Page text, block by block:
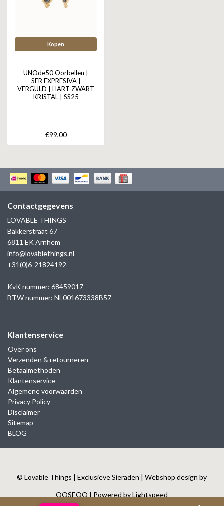
Kopen
UNOde50 Oorbellen |
SER EXPRESIVA |
VERGULD | HART ZWART
KRISTAL | SS25
€99,00
Contactgegevens
LOVABLE THINGS
Bakkerstraat 67
6811 EK Arnhem
info@lovablethings.nl
+31(0)6-21824192
KvK nummer: 68459017
BTW nummer: NL001673338B57
Klantenservice
Over ons
Verzenden & retourneren
Betaalmethoden
Klantenservice
Algemene voorwaarden
Privacy Policy
Disclaimer
Sitemap
BLOG
© Lovable Things | Exclusieve Sieraden | Webshop design by
OOSEOO | Powered byLightspeed